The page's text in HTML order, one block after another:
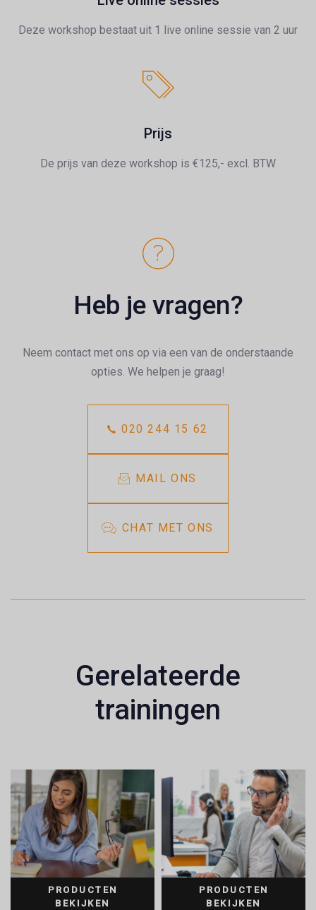
Deze workshop bestaat uit 1 live online sessie van 2 uur
Prijs
De prijs van deze workshop is €125,- excl. BTW
Heb je vragen?
Neem contact met ons op via een van de onderstaande
opties. We helpen je graag!
020 244 15 62
MAIL ONS
CHAT MET ONS
Gerelateerde
trainingen
PRODUCTEN
BEKIJKEN
PRODUCTEN
BEKIJKEN